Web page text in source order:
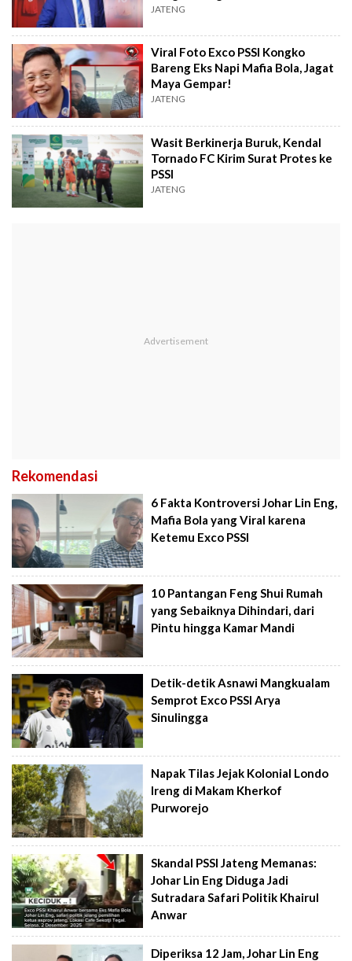
JATENG
Viral Foto Exco PSSI Kongko
Bareng Eks Napi Mafia Bola, Jagat
Maya Gempar!
JATENG
Wasit Berkinerja Buruk, Kendal
Tornado FC Kirim Surat Protes ke
PSSI
JATENG
Rekomendasi
6 Fakta Kontroversi Johar Lin Eng,
Mafia Bola yang Viral karena
Ketemu Exco PSSI
10 Pantangan Feng Shui Rumah
yang Sebaiknya Dihindari, dari
Pintu hingga Kamar Mandi
Detik-detik Asnawi Mangkualam
Semprot Exco PSSI Arya
Sinulingga
Napak Tilas Jejak Kolonial Londo
Ireng di Makam Kherkof
Purworejo
Skandal PSSI Jateng Memanas:
Johar Lin Eng Diduga Jadi
Sutradara Safari Politik Khairul
Anwar
Diperiksa 12 Jam, Johar Lin Eng